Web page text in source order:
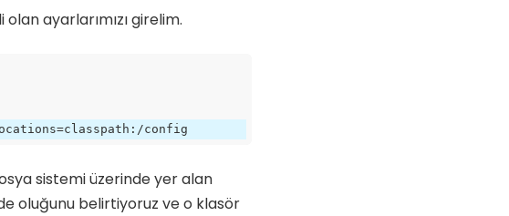
ayarlarımızı girelim.
sistemi üzerinde yer alan
oluğunu belirtiyoruz ve o klasör